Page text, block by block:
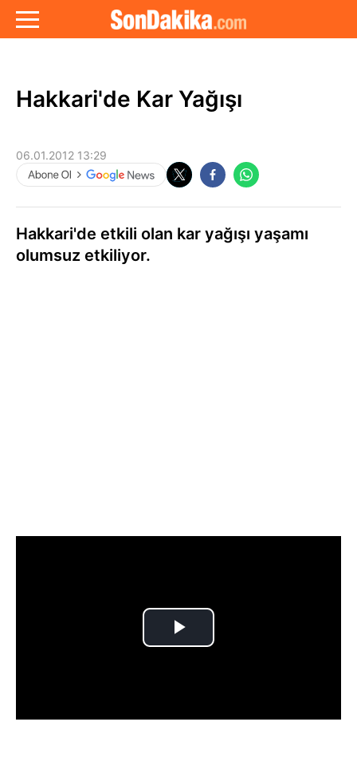
Hakkari'de Kar Yağışı
06.01.2012 13:29
Hakkari'de etkili olan kar yağışı yaşamı
olumsuz etkiliyor.